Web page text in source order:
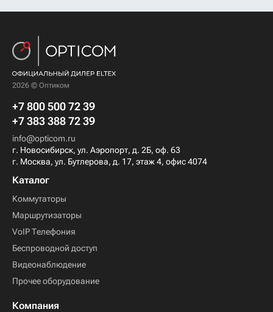
2026 © Оптиком
+7 800 500 72 39
+7 383 388 72 39
info@opticom.ru
г. Новосибирск, ул. Аэропорт, д. 2Б, оф. 63
г. Москва, ул. Бутлерова, д. 17, этаж 4, офис 4074
Каталог
Коммутаторы
Маршрутизаторы
VoIP Телефония
Беспроводной доступ
Видеонаблюдение
Прочее оборудование
Компания